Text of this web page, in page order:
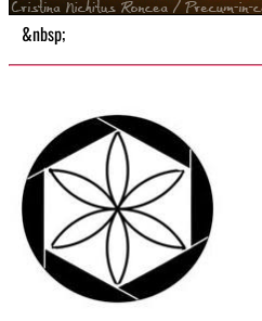
&nbsp;